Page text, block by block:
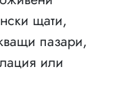
щати,
пазари,
или